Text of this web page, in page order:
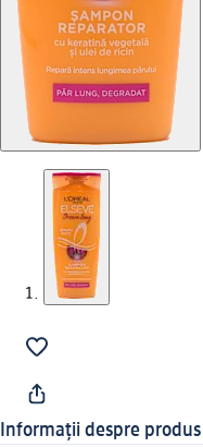
Informații despre produs